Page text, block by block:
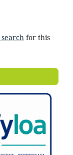
for this